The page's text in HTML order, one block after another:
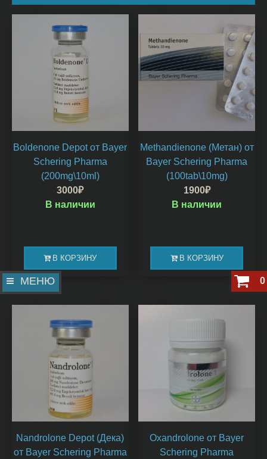
МЕНЮ
Boldenone Depot от Bayer
Schering Pharma
(200mg\10ml)
3000₽
В КОРЗИНУ
В наличии
Methandienone (Метан) от
Bayer Schering Pharma
(100tab\10mg)
1900₽
В КОРЗИНУ
В наличии
Nandrolone Depot (Дека)
от Bayer Schering Pharma
Oxandrolone от Bayer
Schering Pharma
0